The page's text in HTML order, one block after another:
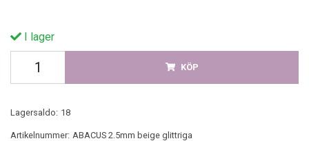
I lager
KÖP
Lagersaldo: 18
Artikelnummer: ABACUS 2.5mm beige glittriga